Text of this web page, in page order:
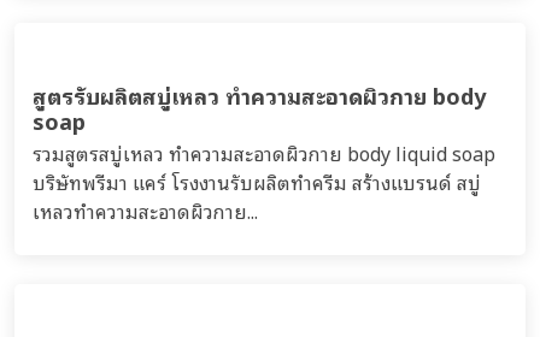
สูตรรับผลิตสบู่เหลว ทำความสะอาดผิวกาย body
soap
รวมสูตรสบู่เหลว ทำความสะอาดผิวกาย body liquid soap
บริษัทพรีมา แคร์ โรงงานรับผลิตทำครีม สร้างแบรนด์ สบู่
เหลวทำความสะอาดผิวกาย...